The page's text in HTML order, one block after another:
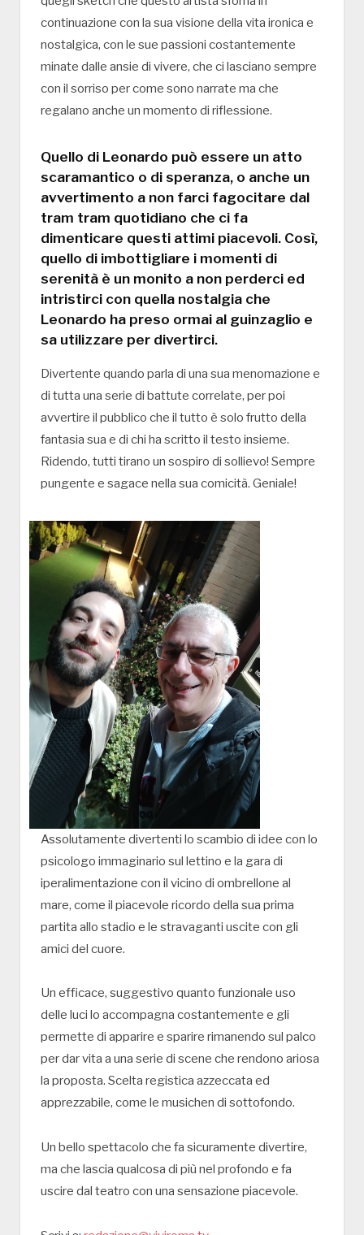
continuazione con la sua visione della vita ironica e
nostalgica, con le sue passioni costantemente
minate dalle ansie di vivere, che ci lasciano sempre
con il sorriso per come sono narrate ma che
regalano anche un momento di riflessione.
Quello di Leonardo può essere un atto
scaramantico o di speranza, o anche un
avvertimento a non farci fagocitare dal
tram tram quotidiano che ci fa
dimenticare questi attimi piacevoli. Così,
quello di imbottigliare i momenti di
serenità è un monito a non perderci ed
intristirci con quella nostalgia che
Leonardo ha preso ormai al guinzaglio e
sa utilizzare per divertirci.
Divertente quando parla di una sua menomazione e
di tutta una serie di battute correlate, per poi
avvertire il pubblico che il tutto è solo frutto della
fantasia sua e di chi ha scritto il testo insieme.
Ridendo, tutti tirano un sospiro di sollievo! Sempre
pungente e sagace nella sua comicità. Geniale!
Assolutamente divertenti lo scambio di idee con lo
psicologo immaginario sul lettino e la gara di
iperalimentazione con il vicino di ombrellone al
mare, come il piacevole ricordo della sua prima
partita allo stadio e le stravaganti uscite con gli
amici del cuore.
Un efficace, suggestivo quanto funzionale uso
delle luci lo accompagna costantemente e gli
permette di apparire e sparire rimanendo sul palco
per dar vita a una serie di scene che rendono ariosa
la proposta. Scelta registica azzeccata ed
apprezzabile, come le musichen di sottofondo.
Un bello spettacolo che fa sicuramente divertire,
ma che lascia qualcosa di più nel profondo e fa
uscire dal teatro con una sensazione piacevole.